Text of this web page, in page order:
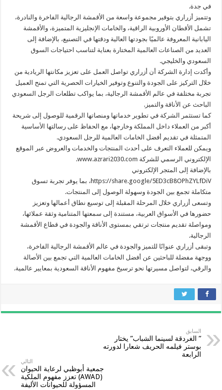
في جدة.
وتتميز أزراري بتوفير مجموعة واسعة من الأقمشة الرجالية الفاخرة والنادرة،
تشمل الأقطان الأوروبية الراقية، والخامات الإنجليزية المتميزة، والأقمشة
اليابانية المعروفة عالميًا بجودتها العالية ودقتها في التصنيع، بالإضافة إلى
العديد من الصناعات العالمية المختارة بعناية لتناسب احتياجات السوق
السعودي والخليجي.
وأكدت إدارة الشركة أن أزراري تواصل العمل على تعزيز مكانتها الريادية من
خلال التركيز على الجودة والتنوع وتوفير الخيارات الحصرية التي تمنح العميل
تجربة مختلفة في عالم الأقمشة الرجالية، بما يواكب تطلعات الرجل السعودي
الباحث عن الأناقة والتميز.
كما تستثمر الشركة في تطوير خدماتها ومنصاتها الرقمية للوصول إلى شريحة
أكبر من العملاء داخل المملكة وخارجها، مع الحفاظ على رسالتها الأساسية
المتمثلة في تقديم أفضل الخامات العالمية للرجل السعودي.
ويمكن للعملاء التعرف على أحدث المنتجات والخدمات والعروض عبر الموقع
الإلكتروني الرسمي للشركة www.azrari2030.com.
بالإضافة إلى المتجر الإلكتروني
https://share.google/5ED3cB8OPhZYLfDiV، بما يوفر تجربة تسوق
متكاملة تجمع بين الجودة وسهولة الوصول إلى المنتجات.
وتسعى أزراري خلال المرحلة المقبلة إلى توسيع نطاق أعمالها وتعزيز
حضورها في الأسواق العربية، مستندة إلى سمعتها المتنامية وثقة عملائها،
ومواصلة تقديم منتجات ترتقي بمستوى الأناقة والجودة في قطاع الأقمشة
الرجالية.
وتبقى أزراري عنوانًا للتميز والجودة في عالم الأقمشة الرجالية الفاخرة،
ووجهة مفضلة للباحثين عن أفضل الخامات العالمية التي تجمع بين الأصالة
والرقي، لتواصل مسيرتها نحو ترسيخ مفهوم الأناقة السعودية بمعايير عالمية.
السابق
” الغردقة لسينما الشباب” يختار
بوستر فيلمه الحريف شعارا لدورته
الرابعة
التالي
جمعية أبوظبي لرعاية الحيوان
(AWAD) تعزز مفهوم الملكية
المسؤولة للحيوانات الأليفة